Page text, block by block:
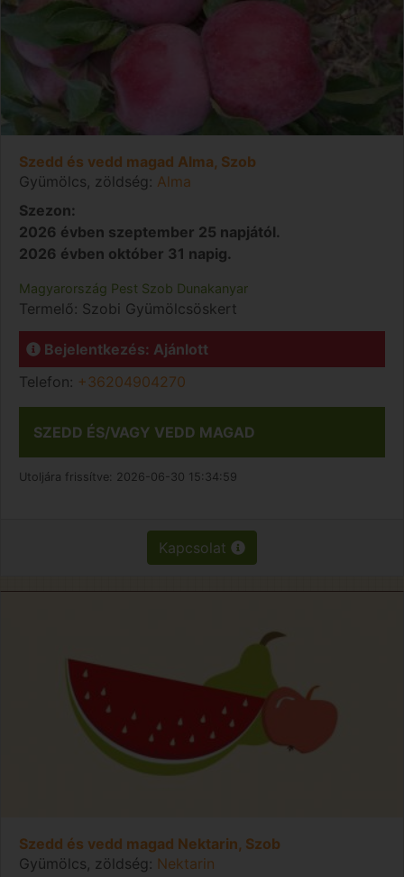
Szedd és vedd magad Alma, Szob
Gyümölcs, zöldség: Alma
Szezon:
2026 évben szeptember 25 napjától.
2026 évben október 31 napig.
Magyarország Pest Szob Dunakanyar
Termelő: Szobi Gyümölcsöskert
Bejelentkezés: Ajánlott
Telefon: +36204904270
SZEDD ÉS/VAGY VEDD MAGAD
Utoljára frissítve: 2026-06-30 15:34:59
Kapcsolat
Szedd és vedd magad Nektarin, Szob
Gyümölcs, zöldség: Nektarin